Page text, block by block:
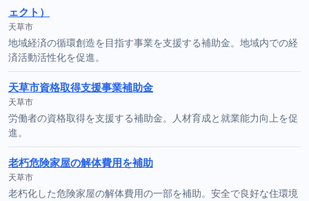
ェクト）
天草市
地域経済の循環創造を目指す事業を支援する補助金。地域内での経
済活動活性化を促進。
天草市資格取得支援事業補助金
天草市
労働者の資格取得を支援する補助金。人材育成と就業能力向上を促
進。
老朽危険家屋の解体費用を補助
天草市
老朽化した危険家屋の解体費用の一部を補助。安全で良好な住環境